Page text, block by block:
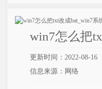
win7怎么把
更新时间：2022-08-16
信息来源：网络